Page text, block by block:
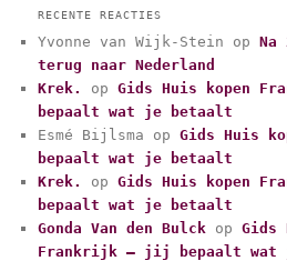
e
g
o
r
i
e
ë
RECENTE REACTIES
Yvonne van Wijk-Stein opNa
terug naar Nederland
Krek.
opGids Huis kopen
bepaalt wat je betaalt
Esmé Bijlsma opGids Huis
bepaalt wat je betaalt
Krek.
opGids Huis kopen
bepaalt wat je betaalt
Gonda Van den Bulck opGids
Frankrijk – jij bepaalt wat